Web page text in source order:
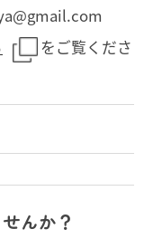
をご覧くださ
んか？